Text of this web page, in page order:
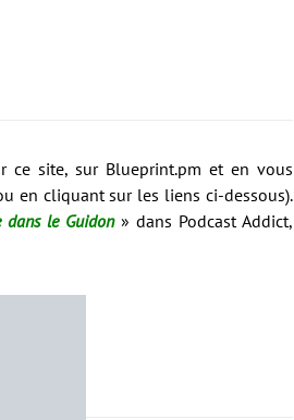
ce site, sur Blueprint.pm et en vous
en cliquant sur les liens ci-dessous).
dans le Guidon» dans Podcast Addict,